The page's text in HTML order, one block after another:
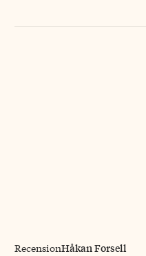
RecensionHåkan Forsell